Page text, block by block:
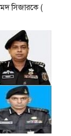
সিজারকে (